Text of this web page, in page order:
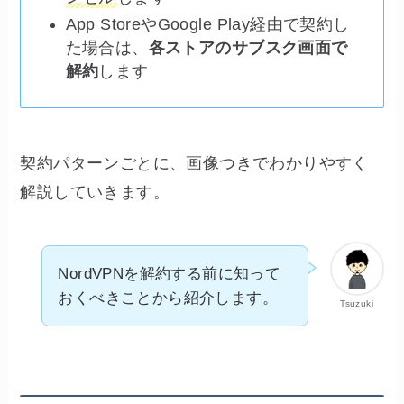
App StoreやGoogle Play経由で契約し
た場合は、 各ストアのサブスク画面で
解約 します
契約パターンごとに、画像つきでわかりやすく
解説していきます。
Tsuzuki
NordVPNを解約する前に知って
おくべきことから紹介します。